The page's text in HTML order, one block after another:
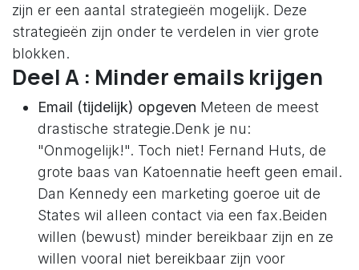
zijn er een aantal strategieën mogelijk. Deze
strategieën zijn onder te verdelen in vier grote
blokken.
Deel A : Minder emails krijgen
Email (tijdelijk) opgeven Meteen de meest
drastische strategie.Denk je nu:
"Onmogelijk!". Toch niet! Fernand Huts, de
grote baas van Katoennatie heeft geen email.
Dan Kennedy een marketing goeroe uit de
States wil alleen contact via een fax.Beiden
willen (bewust) minder bereikbaar zijn en ze
willen vooral niet bereikbaar zijn voor